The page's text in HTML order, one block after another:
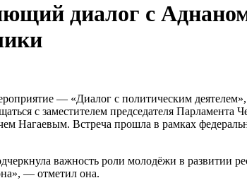
диалог с
— «Диалог с политическим
с заместителем председателя Парламента
Нагаевым. Встреча прошла в рамках
важность роли молодёжи в развитии
— отметил она.